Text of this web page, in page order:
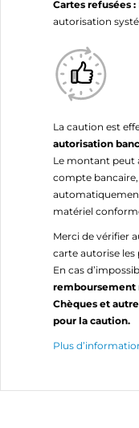
Cartes refusées :
autorisation
La caution est
autorisation
Le montant peut
compte bancaire,
matériel
Merci de vérifier
carte autorise
En cas
remboursement
Chèques et
pour la caution.
Plus